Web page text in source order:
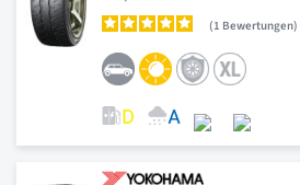
1 Bewertungen